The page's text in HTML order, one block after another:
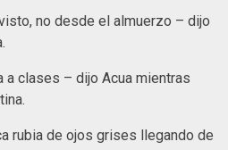
no desde el almuerzo – dijo
a clases – dijo Acua mientras
rubia de ojos grises llegando de